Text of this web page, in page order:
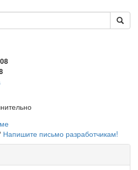
Напишите письмо разработчикам!